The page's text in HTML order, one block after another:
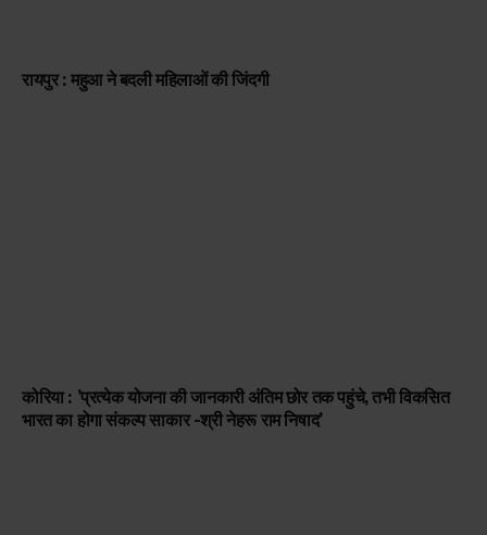
रायपुर : महुआ ने बदली महिलाओं की जिंदगी
कोरिया : ’प्रत्येक योजना की जानकारी अंतिम छोर तक पहुंचे, तभी विकसित
भारत का होगा संकल्प साकार -श्री नेहरू राम निषाद’